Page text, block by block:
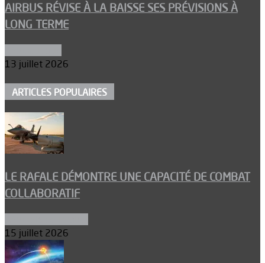
AIRBUS RÉVISE À LA BAISSE SES PRÉVISIONS À
LONG TERME
13 juillet 2026
ARTICLES POPULAIRES
LE RAFALE DÉMONTRE UNE CAPACITÉ DE COMBAT
COLLABORATIF
15 juillet 2026